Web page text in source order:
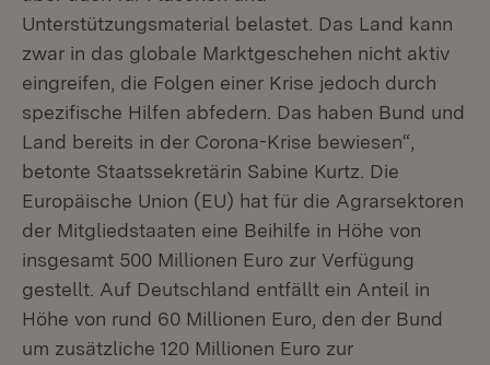
Unterstützungsmaterial belastet. Das Land kann
zwar in das globale Marktgeschehen nicht aktiv
eingreifen, die Folgen einer Krise jedoch durch
spezifische Hilfen abfedern. Das haben Bund und
Land bereits in der Corona-Krise bewiesen“,
betonte Staatssekretärin Sabine Kurtz. Die
Europäische Union (EU) hat für die Agrarsektoren
der Mitgliedstaaten eine Beihilfe in Höhe von
insgesamt 500 Millionen Euro zur Verfügung
gestellt. Auf Deutschland entfällt ein Anteil in
Höhe von rund 60 Millionen Euro, den der Bund
um zusätzliche 120 Millionen Euro zur